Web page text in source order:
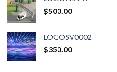
$500.00
LOGOSV0002
$350.00